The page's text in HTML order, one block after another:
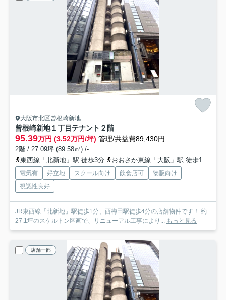
大阪市北区曾根崎新地
曾根崎新地１丁目テナント ２階
95.39万円 (3.52万円/坪) 管理/共益費89,430円
2階 / 27.09坪 (89.58㎡) /-
東西線「北新地」駅 徒歩3分
おおさか東線「大阪」駅 徒歩10分
電気有 好立地 スクール向け 飲食店可
物販向け
視認性良好
JR東西線「北新地」駅徒歩1分、西梅田駅徒歩4分の店舗物件です！ 約
27.1坪のスケルトン区画で、リニューアル工事により... もっと見る
店舗一部